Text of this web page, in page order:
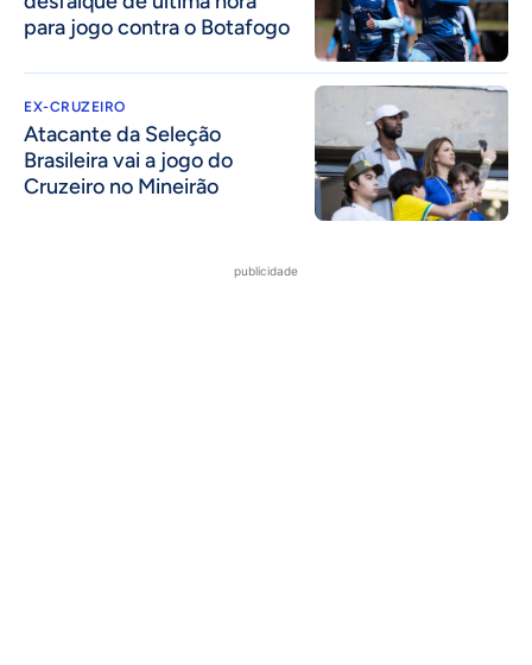
para jogo contra o Botafogo
EX-CRUZEIRO
Atacante da Seleção
Brasileira vai a jogo do
Cruzeiro no Mineirão
publicidade